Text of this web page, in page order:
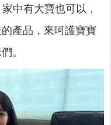
中有大寶也可以，
產品，來呵護寶寶
。